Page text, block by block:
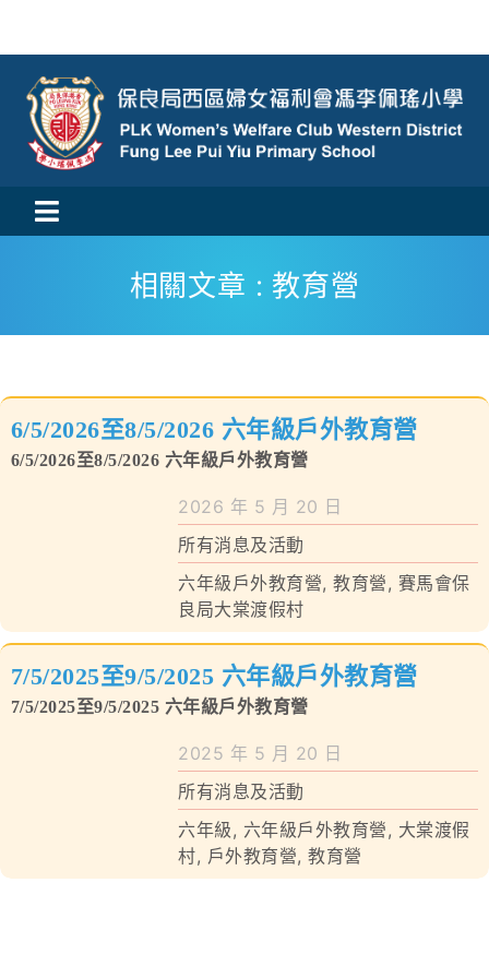
content
Toggle
Navigation
校風及學生支援
聯絡我們
相關文章 : 教育營
6/5/2026至8/5/2026 六年級戶外教育營
6/5/2026至8/5/2026 六年級戶外教育營
2026 年 5 月 20 日
所有消息及活動
六年級戶外教育營,教育營, 賽馬會保
良局大棠渡假村
7/5/2025至9/5/2025 六年級戶外教育營
7/5/2025至9/5/2025 六年級戶外教育營
2025 年 5 月 20 日
所有消息及活動
六年級, 六年級戶外教育營, 大棠渡假
村, 戶外教育營,教育營